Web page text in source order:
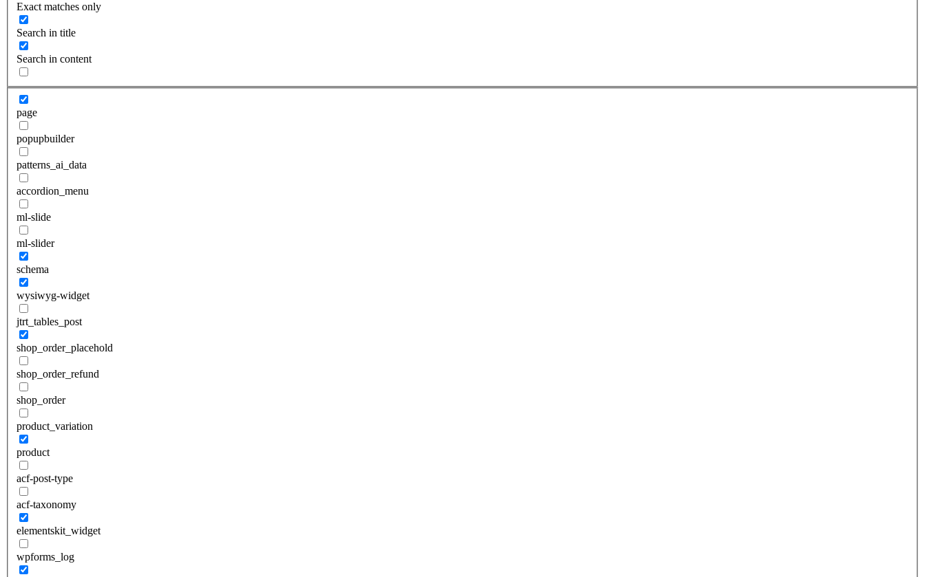
Exact matches only
Search in title
Search in content
page
popupbuilder
patterns_ai_data
accordion_menu
ml-slide
ml-slider
schema
wysiwyg-widget
jtrt_tables_post
shop_order_placehold
shop_order_refund
shop_order
product_variation
product
acf-post-type
acf-taxonomy
elementskit_widget
wpforms_log